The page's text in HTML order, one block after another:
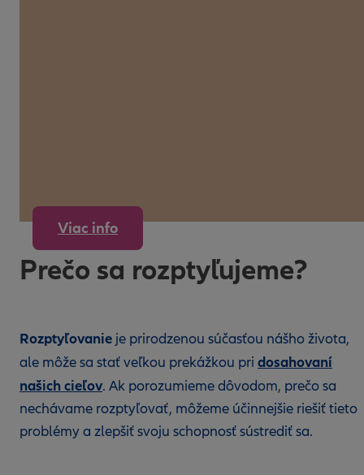
Viac info
Prečo sa rozptyľujeme?
Rozptyľovanie je prirodzenou súčasťou nášho života,
ale môže sa stať veľkou prekážkou pri dosahovaní
našich cieľov. Ak porozumieme dôvodom, prečo sa
nechávame rozptyľovať, môžeme účinnejšie riešiť tieto
problémy a zlepšiť svoju schopnosť sústrediť sa.